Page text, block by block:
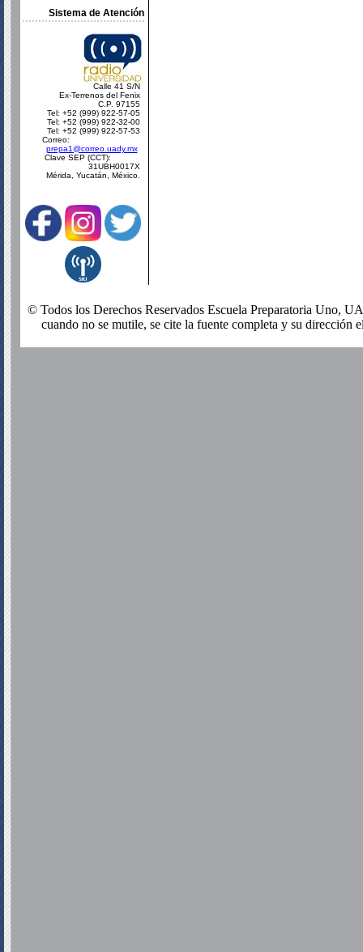
Sistema de Atención
Calle 41 S/N
Ex-Terrenos del Fenix
C.P. 97155
Tel: +52 (999) 922-57-05
Tel: +52 (999) 922-32-00
Tel: +52 (999) 922-57-53
Correo:
prepa1@correo.uady.mx
Clave SEP (CCT):
31UBH0017X
Mérida, Yucatán, México.
© Todos los Derechos Reservados Escuela Preparatoria Uno,
cuando no se mutile, se cite la fuente completa y su